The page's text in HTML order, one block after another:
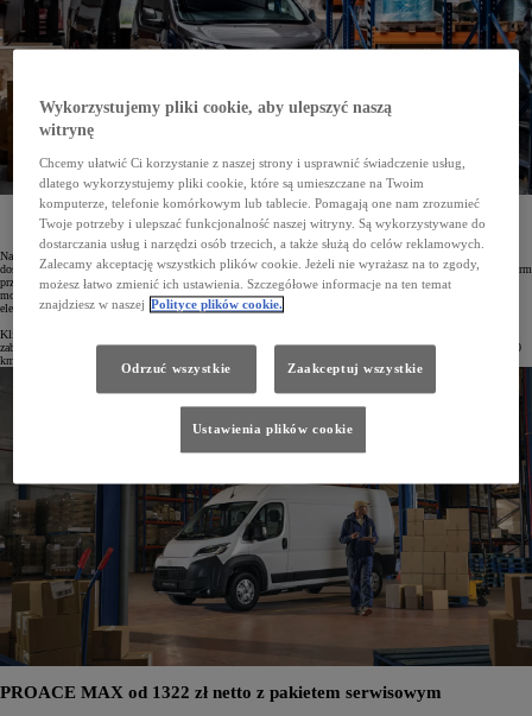
Toyota przygotowała wyjątkową ofertę dla firm transportowych, kurierskich i cateringowych*.
Obejmuje ona specjalne rabaty oraz niskie miesięczne raty w Leasingu KINTO One. Atrakcyjne
warunki dotyczą modeli PROACE CITY, PROACE i PROACE MAX z silnikami spalinowymi i
elektrycznymi.
Na rynku debiutują zmodernizowane modele PROACE CITY i PROACE, a także największy samochód
dostawczy w gamie Toyoty – PROACE MAX. W związku z tym marka przygotowała atrakcyjną ofertę dla firm
przewozowych świadczących usługi transportu osób, kurierskie lub cateringowe. Dotyczy ona wszystkich
modeli z rodziny PROACE w wersjach van – zarówno z silnikami spalinowymi, jak i z napędem
elektrycznym.
Klienci mogą wybrać dowolną konfigurację auta, a także wyposażyć swój pojazd w oferowaną przez Toyotę
zabudowę. Kontrakty zawierane są na okres od 24 do 48 miesięcy z limitem przebiegu od 15 000 do 200 000
km oraz z pakietem serwisowym.
PROACE MAX od 1322 zł netto z pakietem serwisowym
Wykorzystujemy pliki cookie, aby ulepszyć naszą
witrynę
Chcemy ułatwić Ci korzystanie z naszej strony i usprawnić świadczenie usług,
dlatego wykorzystujemy pliki cookie, które są umieszczane na Twoim
komputerze, telefonie komórkowym lub tablecie. Pomagają one nam zrozumieć
Twoje potrzeby i ulepszać funkcjonalność naszej witryny. Są wykorzystywane do
dostarczania usług i narzędzi osób trzecich, a także służą do celów reklamowych.
Zalecamy akceptację wszystkich plików cookie. Jeżeli nie wyrażasz na to zgody,
możesz łatwo zmienić ich ustawienia. Szczegółowe informacje na ten temat
znajdziesz w naszej Polityce plików cookie.
Odrzuć wszystkie Zaakceptuj wszystkie
Ustawienia plików cookie